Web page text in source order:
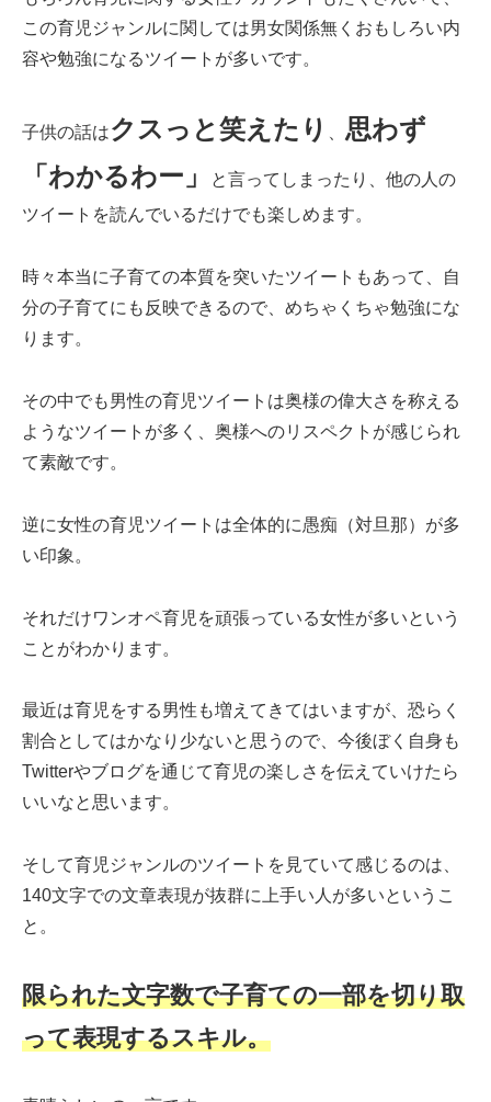
この育児ジャンルに関しては男女関係無くおもしろい内
容や勉強になるツイートが多いです。
子供の話はクスっと笑えたり 、 思わず
「わかるわー」
と言ってしまったり、他の人の
ツイートを読んでいるだけでも楽しめます。
時々本当に子育ての本質を突いたツイートもあって、自
分の子育てにも反映できるので、めちゃくちゃ勉強にな
ります。
その中でも男性の育児ツイートは奥様の偉大さを称える
ようなツイートが多く、奥様へのリスペクトが感じられ
て素敵です。
逆に女性の育児ツイートは全体的に愚痴（対旦那）が多
い印象。
それだけワンオペ育児を頑張っている女性が多いという
ことがわかります。
最近は育児をする男性も増えてきてはいますが、恐らく
割合としてはかなり少ないと思うので、今後ぼく自身も
Twitterやブログを通じて育児の楽しさを伝えていけたら
いいなと思います。
そして育児ジャンルのツイートを見ていて感じるのは、
140文字での文章表現が抜群に上手い人が多いというこ
と。
限られた文字数で子育ての一部を切り取
って表現するスキル。